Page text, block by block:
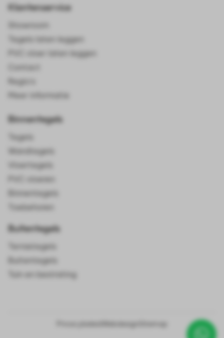
Klantenservice
Showroom
Tegels laten leggen
PVC vloer laten leggen
Contact
Regio's
Meer informatie
Binnentegels
Tegels
Wandtegels
Vloertegels
PVC vloeren
Binnentegels
Toebehoren
Buitentegels
Terrastegels
Buitentegels
Tuin en bestrating
Webdesign